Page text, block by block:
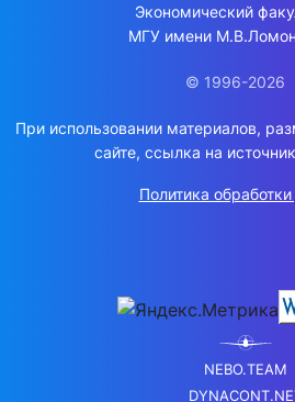
Экономический
МГУ имени
© 1996-2026
При использовании материалов,
сайте, ссылка на
Политика
NEBO.TEAM